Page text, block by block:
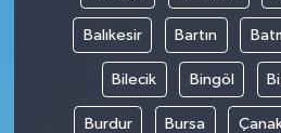
Balıkesir Bartın
Bilecik Bingöl
Burdur Bursa